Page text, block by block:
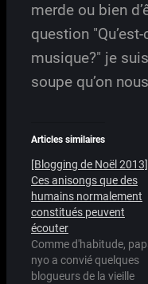
merde ou bien
question
musique?" je
soupe qu’on
Articles similaires
[Blogging de Noël 2013]
Ces anisongs que des
humains normalement
constitués peuvent
écouter
Comme d'habitude,
nyo a convié quelques
blogueurs de la vieille